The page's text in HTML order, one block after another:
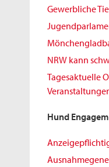
Gewerbliche
NRW kann
Tagesaktuelle
Hund